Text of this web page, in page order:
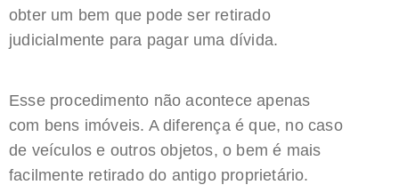
obter um bem que pode ser retirado
judicialmente para pagar uma dívida.
Esse procedimento não acontece apenas
com bens imóveis. A diferença é que, no caso
de veículos e outros objetos, o bem é mais
facilmente retirado do antigo proprietário.